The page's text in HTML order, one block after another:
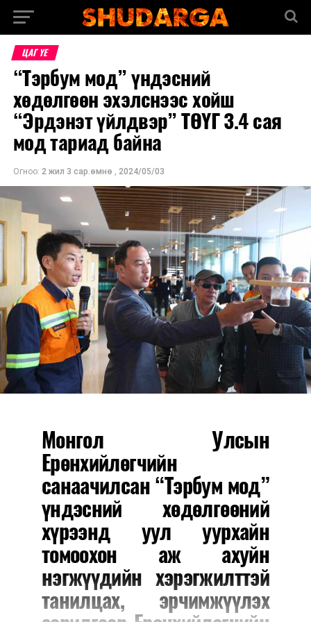
ЦАГ ҮЕ
“Тэрбум мод” үндэсний
хөдөлгөөн эхэлснээс хойш
“Эрдэнэт үйлдвэр” ТӨҮГ 3.4 сая
мод тариад байна
Огноо: 2 жил 3 сар.өмнө , 2024/05/03
Монгол Улсын
Ерөнхийлөгчийн
санаачилсан “Тэрбум мод”
үндэсний хөдөлгөөний
хүрээнд уул уурхайн
томоохон аж ахуйн
нэгжүүдийн хэрэгжилттэй
танилцах, эрчимжүүлэх